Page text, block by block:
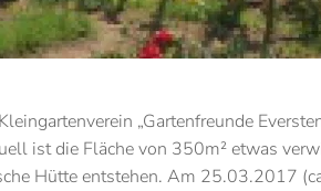
„Gartenfreunde
ist die Fläche von 350m² etwas
Hütte entstehen. Am 25.03.2017